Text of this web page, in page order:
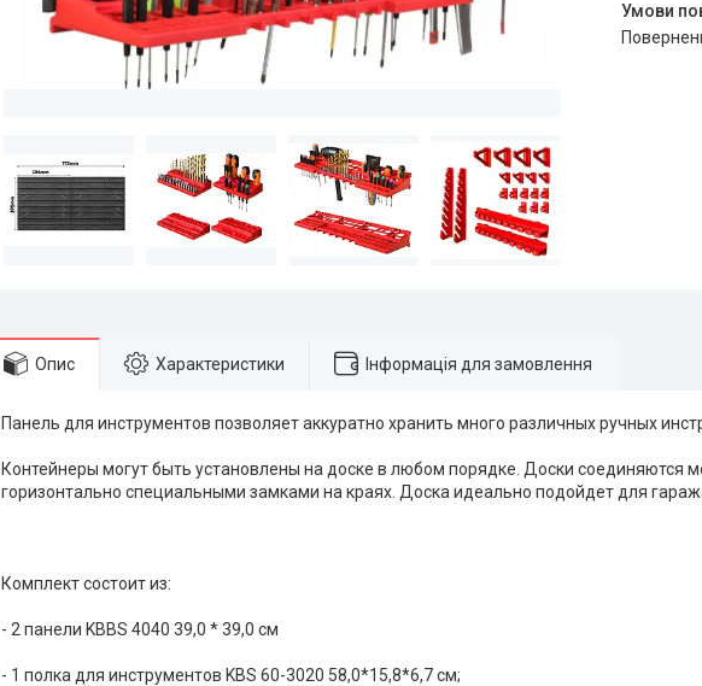
Опис Характеристики Інформація для замовлення
Панель для инструментов позволяет аккуратно хранить много различных ручных
Контейнеры могут быть установлены на доске в любом порядке. Доски соединяются
горизонтально специальными замками на краях. Доска идеально подойдет для
Комплект состоит из:
- 2 панели KBBS 4040 39,0 * 39,0 см
- 1 полка для инструментов KBS 60-3020 58,0*15,8*6,7 см;